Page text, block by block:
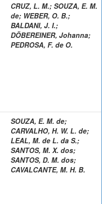
CRUZ, L. M.; SOUZA, E. M.
de; WEBER, O. B.;
BALDANI, J. I.;
DÖBEREINER, Johanna;
PEDROSA, F. de O.
SOUZA, E. M. de;
CARVALHO, H. W. L. de;
LEAL, M. de L. da S.;
SANTOS, M. X. dos;
SANTOS, D. M. dos;
CAVALCANTE, M. H. B.